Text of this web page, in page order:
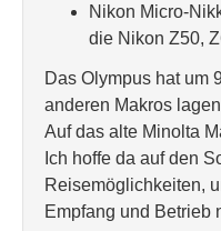
Nikon Micro-
die Nikon Z50,
Das Olympus hat um
anderen Makros
Auf das alte Minolta
Ich hoffe da auf den
Reisemöglichkeiten,
Empfang und Betrieb